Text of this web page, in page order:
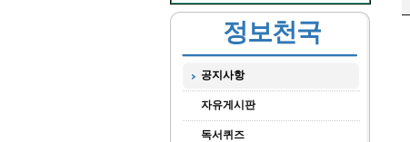
정보천국
공지사항
자유게시판
독서퀴즈